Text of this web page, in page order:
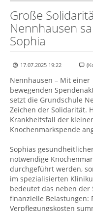
Große
Nennhausen
Sophia
17.07.2025 19:22
Nennhausen – Mit einer
bewegenden
setzt die Grundschule
Zeichen der Solidarität.
Krankheitsfall der
Knochenmarkspende
Sophias
notwendige
durchgeführt werden,
im spezialisierten
bedeutet das neben der
finanzielle Belastungen:
Verpflegungskosten